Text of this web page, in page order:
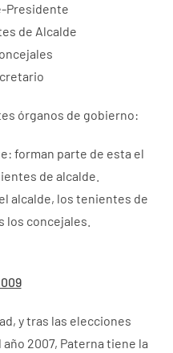
Presidente
de Alcalde
órganos de gobierno:
forman parte de esta el
de alcalde.
alcalde, los tenientes de
los concejales.
y tras las elecciones
2007, Paterna tiene la